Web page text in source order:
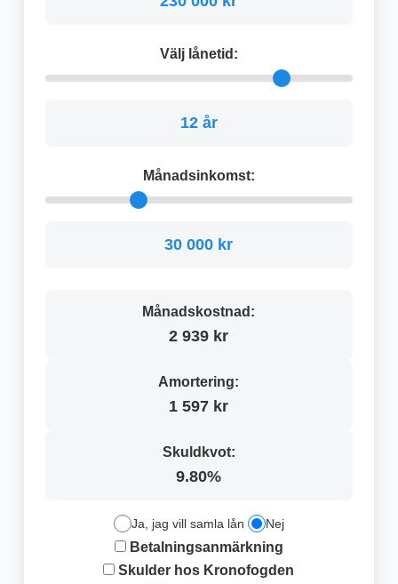
Välj lånetid:
12 år
Månadsinkomst:
30 000 kr
Månadskostnad:
2 939 kr
Amortering:
1 597 kr
Skuldkvot:
9.80%
Ja, jag vill samla lån Nej
Betalningsanmärkning
Skulder hos Kronofogden